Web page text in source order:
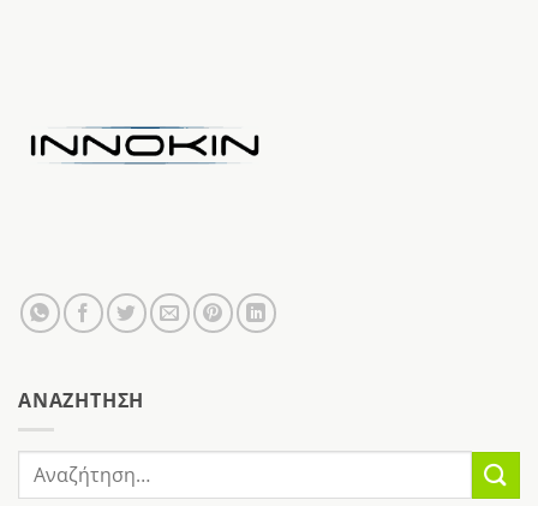
AΝΑΖΉΤΗΣΗ
Αναζήτηση
για: